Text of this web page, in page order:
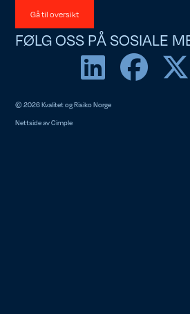
Gå til oversikt
FØLG OSS PÅ SOSIALE
© 2026 Kvalitet og Risiko Norge
Nettside avCimple